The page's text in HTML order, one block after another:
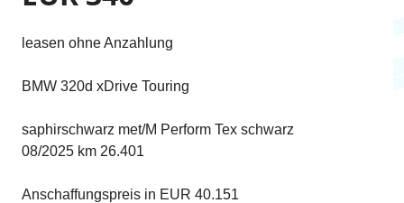
leasen ohne Anzahlung
BMW 320d xDrive Touring
saphirschwarz met/M Perform Tex schwarz
08/2025 km 26.401
Anschaffungspreis in EUR 40.151